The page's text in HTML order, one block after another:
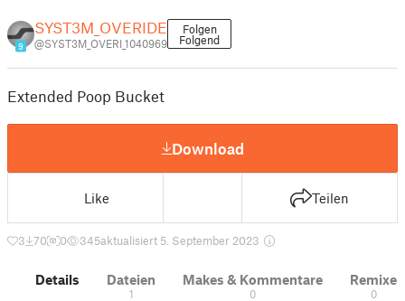
9
SYST3M_OVERIDE
@SYST3M_OVERI_1040969
Folgen
Folgend
Extended Poop Bucket
Download
Like Teilen
3 70 0 345aktualisiert 5. September 2023
Details Dateien
1
Makes & Kommentare
0
Remixe
0